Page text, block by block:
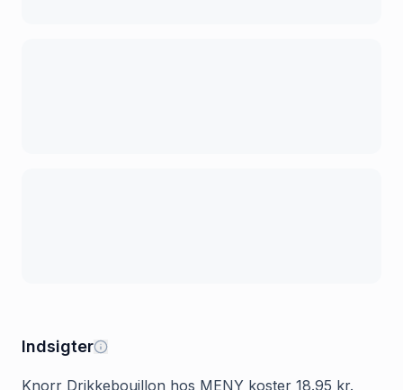
Indsigter
Knorr Drikkebouillon hos MENY koster 18.95 kr.